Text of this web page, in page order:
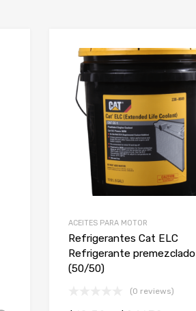
Add to Wishlist
ACEITES PARA MOTOR
Refrigerantes Cat ELC
Refrigerante premezclado
(50/50)
(0 reviews)